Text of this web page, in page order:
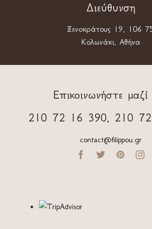
Διεύθυνση
Ξενοκράτους 19, 106
Κολωνάκι, Αθήνα
Επικοινωνήστε μαζί
210 72 16 390, 210
contact@filippou.gr
   